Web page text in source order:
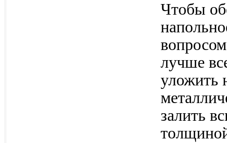
Чтобы
лучше
уложить
залить